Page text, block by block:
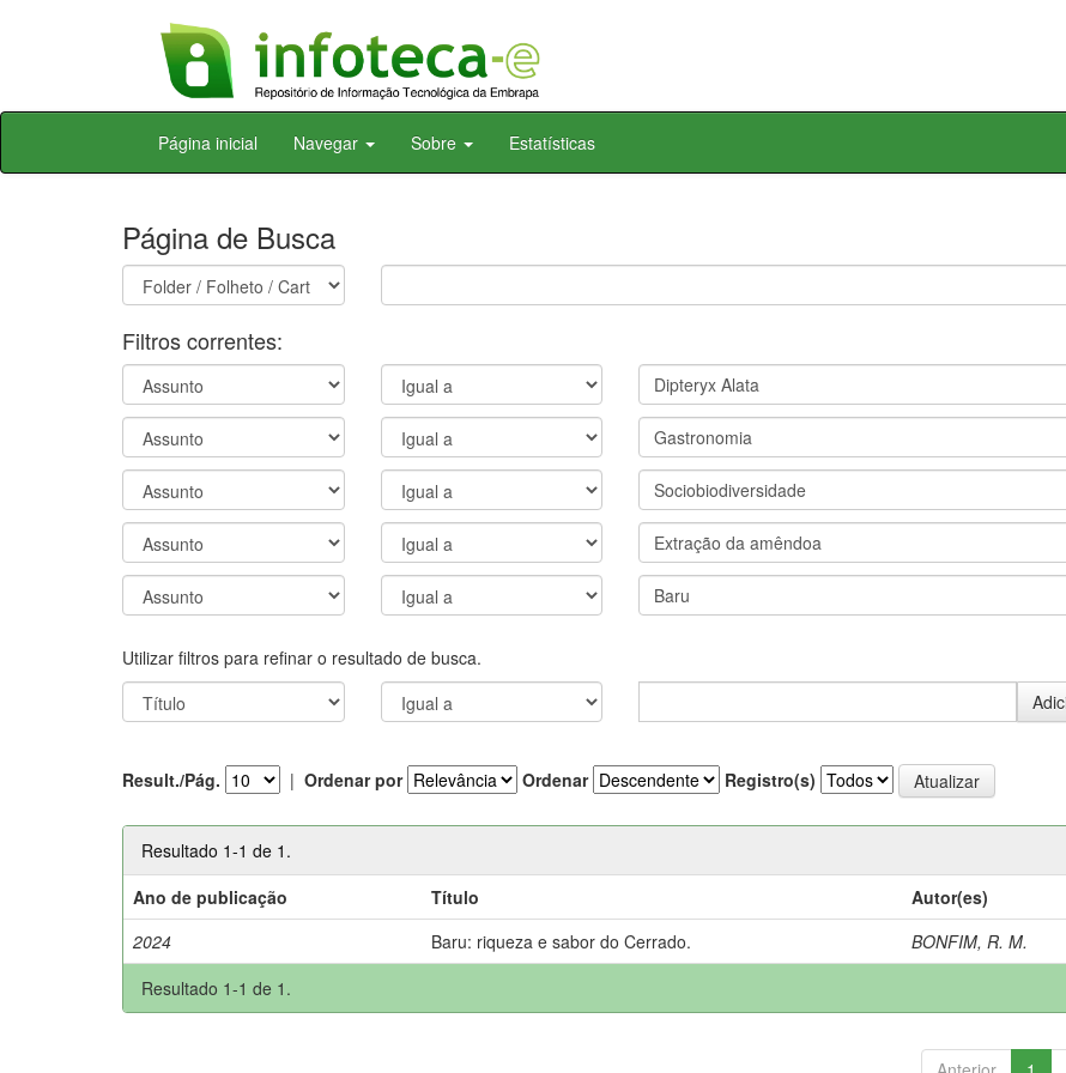
Skip
Página inicial Navegar Sobre Estatísticas
Página de Busca
Filtros correntes:
Utilizar filtros para refinar o resultado de busca.
Result./Pág. | Ordenar por Ordenar Registro(s)
Resultado 1-1 de 1.
Ano de publicação
Título
Autor(es)
2024
Baru: riqueza e sabor do Cerrado.
BONFIM, R. M.
Resultado 1-1 de 1.